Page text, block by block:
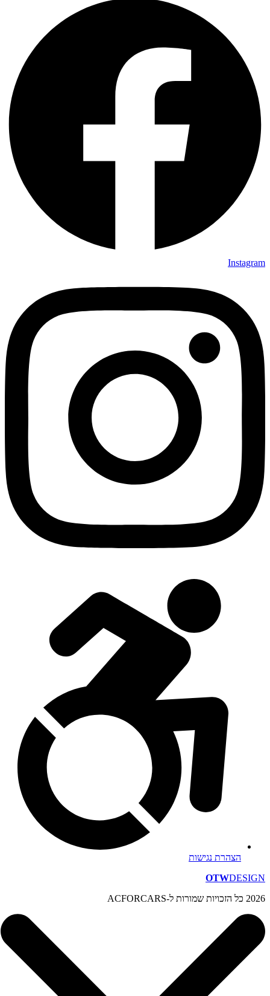
Instagram
הצהרת נגישות
OTWDESIGN
2026 כל הזכויות שמורות ל-ACFORCARS